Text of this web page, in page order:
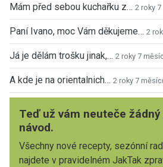
Mám před sebou kuchařku z… 2 roky
Paní Ivano, moc Vám děkujeme… 2
Já je dělám trošku jinak,… 2 roky 7
A kde je na orientalnich… 2 roky 7
Teď už vám neuteče
návod.
Všechny nové recepty, sezónní
najdete v pravidelném JakTak